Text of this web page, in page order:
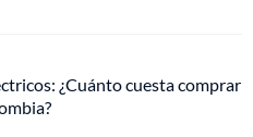
¿Cuánto cuesta comprar